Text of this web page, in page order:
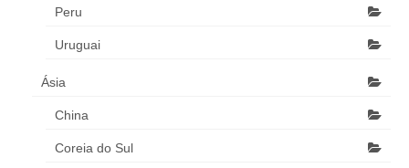
Peru
Uruguai
Ásia
China
Coreia do Sul